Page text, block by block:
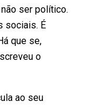
ser político.
sociais. É
que se,
o
ao seu